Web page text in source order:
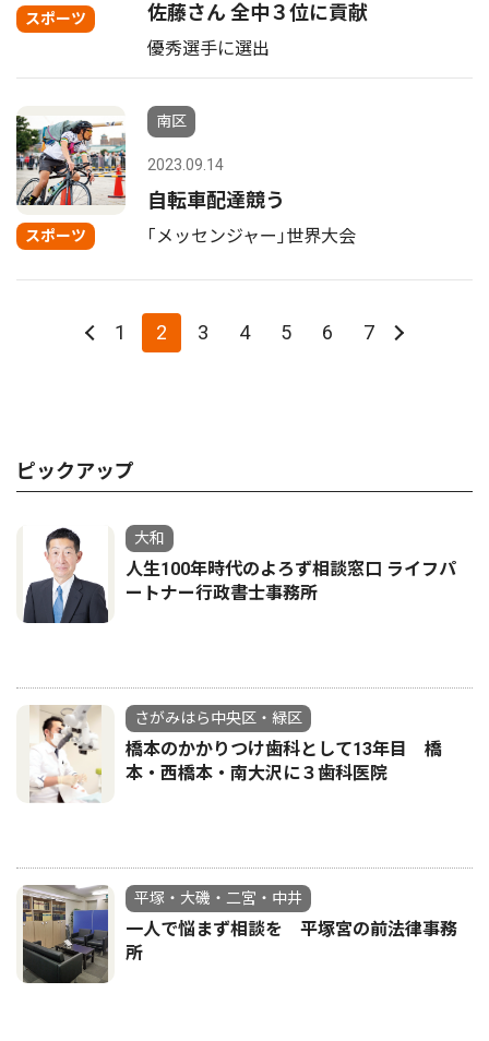
スポーツ 佐藤さん 全中３位に貢献
優秀選手に選出
スポーツ
南区
2023.09.14
自転車配達競う
｢メッセンジャー｣世界大会
1 2 3 4 5 6 7
ピックアップ
大和
人生100年時代のよろず相談窓口 ライフパ
ートナー行政書士事務所
さがみはら中央区・緑区
橋本のかかりつけ歯科として13年目 橋
本・西橋本・南大沢に３歯科医院
平塚・大磯・二宮・中井
一人で悩まず相談を 平塚宮の前法律事務
所